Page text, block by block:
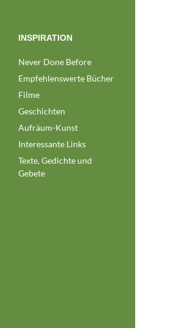
INSPIRATION
Never Done Before
Empfehlenswerte Bücher
Filme
Geschichten
Aufräum-Kunst
Interessante Links
Texte, Gedichte und
Gebete